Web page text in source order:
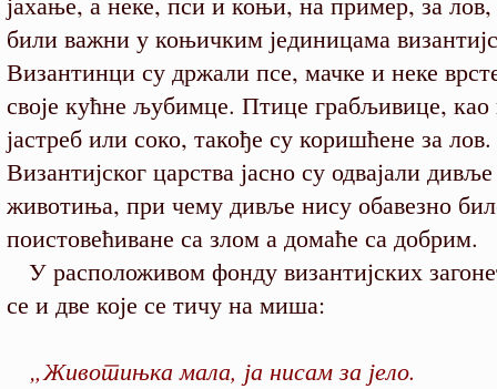
били важни у коњичким јединицама
Византинци су држали псе, мачке и неке
своје кућне љубимце. Птице грабљивице,
јастреб или соко, такође су коришћене за
Византијског царства јасно су одвајали
животиња, при чему дивље нису обавезно
поистовећиване са злом а домаће са добрим.
У расположивом фонду византијских
се и две које се тичу на миша:
„Животињка мала, ја нисам за јело.